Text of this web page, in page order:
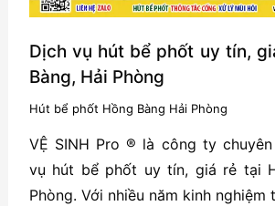
Hải
Phòng
Dịch vụ hút bể phốt uy tín,
Bàng, Hải Phòng
Hút bể phốt Hồng Bàng Hải Phòng
VỆ SINH Pro ® là công ty
vụ hút bể phốt uy tín, giá rẻ tại
Phòng. Với nhiều năm kinh nghiệm